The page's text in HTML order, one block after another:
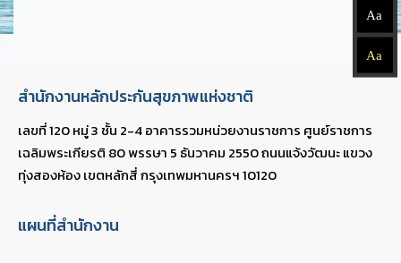
Aa
Aa
สำนักงานหลักประกันสุขภาพแห่งชาติ
เลขที่ 120 หมู่ 3 ชั้น 2-4 อาคารรวมหน่วยงานราชการ ศูนย์ราชการ
เฉลิมพระเกียรติ 80 พรรษา 5 ธันวาคม 2550 ถนนแจ้งวัฒนะ แขวง
ทุ่งสองห้อง เขตหลักสี่ กรุงเทพมหานครฯ 10120
แผนที่สำนักงาน